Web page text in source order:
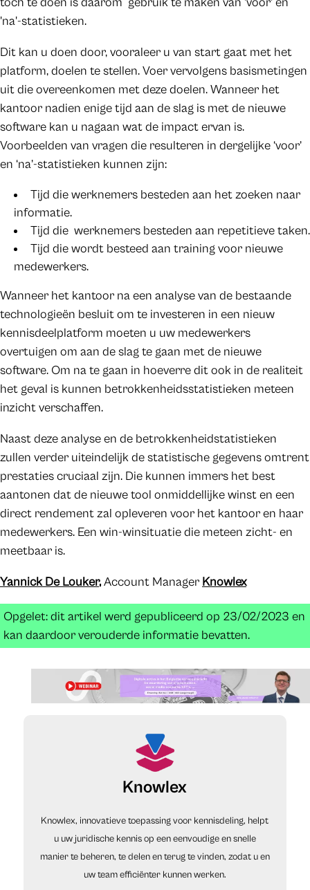
'na'-statistieken.
Dit kan u doen door, vooraleer u van start gaat met het
platform, doelen te stellen. Voer vervolgens basismetingen
uit die overeenkomen met deze doelen. Wanneer het
kantoor nadien enige tijd aan de slag is met de nieuwe
software kan u nagaan wat de impact ervan is.
Voorbeelden van vragen die resulteren in dergelijke ‘voor’
en ‘na’-statistieken kunnen zijn:
Tijd die werknemers besteden aan het zoeken naar
informatie.
Tijd die werknemers besteden aan repetitieve taken.
Tijd die wordt besteed aan training voor nieuwe
medewerkers.
Wanneer het kantoor na een analyse van de bestaande
technologieën besluit om te investeren in een nieuw
kennisdeelplatform moeten u uw medewerkers
overtuigen om aan de slag te gaan met de nieuwe
software. Om na te gaan in hoeverre dit ook in de realiteit
het geval is kunnen betrokkenheidsstatistieken meteen
inzicht verschaffen.
Naast deze analyse en de betrokkenheidstatistieken
zullen verder uiteindelijk de statistische gegevens omtrent
prestaties cruciaal zijn. Die kunnen immers het best
aantonen dat de nieuwe tool onmiddellijke winst en een
direct rendement zal opleveren voor het kantoor en haar
medewerkers. Een win-winsituatie die meteen zicht- en
meetbaar is.
Yannick De Louker,Account Manager Knowlex
Opgelet: dit artikel werd gepubliceerd op 23/02/2023 en
kan daardoor verouderde informatie bevatten.
Knowlex
Knowlex, innovatieve toepassing voor kennisdeling, helpt
u uw juridische kennis op een eenvoudige en snelle
manier te beheren, te delen en terug te vinden, zodat u en
uw team efficiënter kunnen werken.